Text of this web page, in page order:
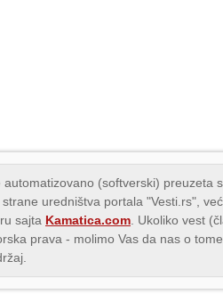
automatizovano (softverski) preuzeta
uredništva portala "Vesti.rs",
sajta Kamatica.com . Ukoliko vest
prava - molimo Vas da nas o tome